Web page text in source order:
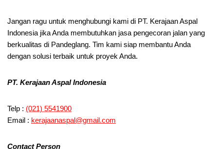
Jangan ragu untuk menghubungi kami di PT. Kerajaan Aspal
Indonesia jika Anda membutuhkan jasa pengecoran jalan yang
berkualitas di Pandeglang. Tim kami siap membantu Anda
dengan solusi terbaik untuk proyek Anda.
PT. Kerajaan Aspal Indonesia
Telp : (021) 5541900
Email : kerajaanaspal@gmail.com
Contact Person